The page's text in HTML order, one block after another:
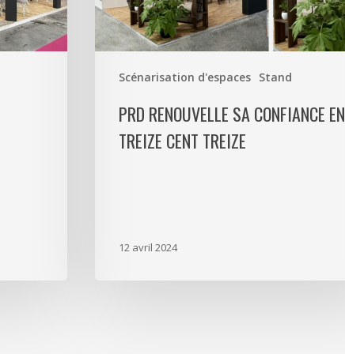
Scénarisation d'espaces Stand
Treize
PRD RENOUVELLE SA CONFIANCE EN
TREIZE CENT TREIZE
12 avril 2024